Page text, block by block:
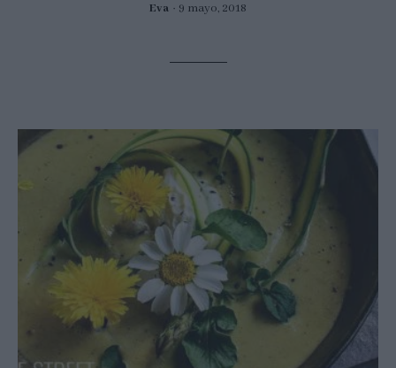
Eva 9 mayo, 2018